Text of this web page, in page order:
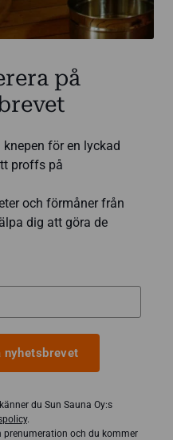
på
för en lyckad
proffs på
och förmåner från
dig att göra de
nyhetsbrevet
du Sun Sauna Oy:s
.
prenumeration och du kommer